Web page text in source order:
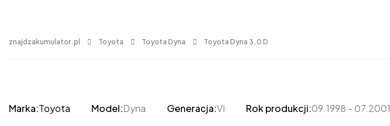
znajdzakumulator.pl Toyota Toyota Dyna Toyota Dyna 3.0 D
Marka:Toyota Model:Dyna Generacja:VI Rok produkcji:09.1998 - 07.2001